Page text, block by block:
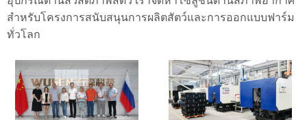
สำหรับโครงการสนับสนุนการผลิตสัตว์และการออกแบบฟาร์ม
ทั่วโลก